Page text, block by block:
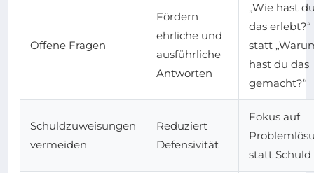
Offene Fragen
Fördern
ehrliche und
ausführliche
Antworten
„Wie hast
das erlebt?“
statt
hast du das
gemacht?“
Schuldzuweisungen
vermeiden
Reduziert
Defensivität
Fokus auf
statt Schuld